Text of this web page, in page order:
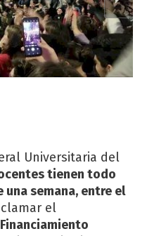
Universitaria del
tienen todo
semana, entre el
el